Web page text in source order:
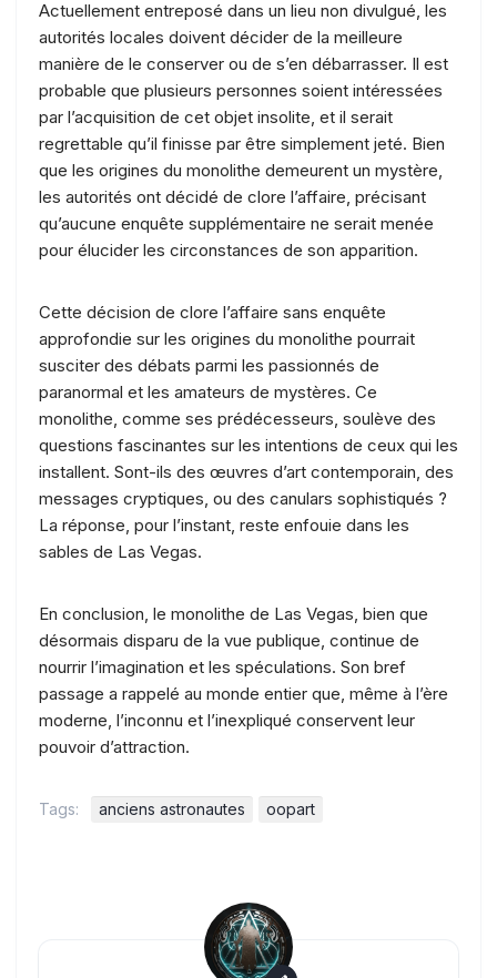
Actuellement entreposé dans un lieu non divulgué, les
autorités locales doivent décider de la meilleure
manière de le conserver ou de s’en débarrasser. Il est
probable que plusieurs personnes soient intéressées
par l’acquisition de cet objet insolite, et il serait
regrettable qu’il finisse par être simplement jeté. Bien
que les origines du monolithe demeurent un mystère,
les autorités ont décidé de clore l’affaire, précisant
qu’aucune enquête supplémentaire ne serait menée
pour élucider les circonstances de son apparition.
Cette décision de clore l’affaire sans enquête
approfondie sur les origines du monolithe pourrait
susciter des débats parmi les passionnés de
paranormal et les amateurs de mystères. Ce
monolithe, comme ses prédécesseurs, soulève des
questions fascinantes sur les intentions de ceux qui les
installent. Sont-ils des œuvres d’art contemporain, des
messages cryptiques, ou des canulars sophistiqués ?
La réponse, pour l’instant, reste enfouie dans les
sables de Las Vegas.
En conclusion, le monolithe de Las Vegas, bien que
désormais disparu de la vue publique, continue de
nourrir l’imagination et les spéculations. Son bref
passage a rappelé au monde entier que, même à l’ère
moderne, l’inconnu et l’inexpliqué conservent leur
pouvoir d’attraction.
Tags: anciens astronautes oopart